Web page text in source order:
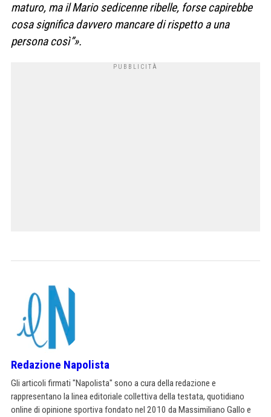
maturo, ma il Mario sedicenne ribelle, forse capirebbe
cosa significa davvero mancare di rispetto a una
persona così”».
Redazione Napolista
Gli articoli firmati "Napolista" sono a cura della redazione e
rappresentano la linea editoriale collettiva della testata, quotidiano
online di opinione sportiva fondato nel 2010 da Massimiliano Gallo e